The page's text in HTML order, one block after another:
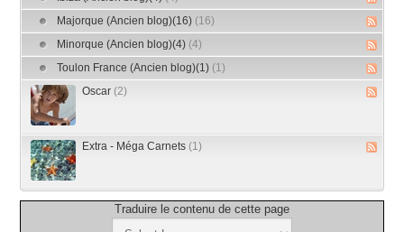
Majorque (Ancien blog)(16) (16)
Minorque (Ancien blog)(4) (4)
Toulon France (Ancien blog)(1) (1)
Oscar (2)
Extra - Méga Carnets (1)
Traduire le contenu de cette page